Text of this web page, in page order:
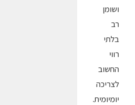
ושומן
רב
בלתי
רווי
החשוב
לצריכה
יומיומית.